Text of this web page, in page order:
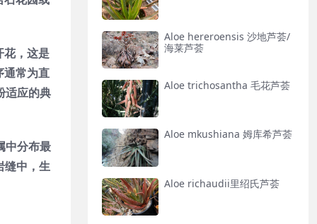
，这是
通常为直
适应的典
中分布最
缝中，生
Aloe hereroensis 沙地芦荟/
海莱芦荟
Aloe trichosantha 毛花芦荟
Aloe mkushiana 姆库希芦荟
Aloe richaudii里绍氏芦荟